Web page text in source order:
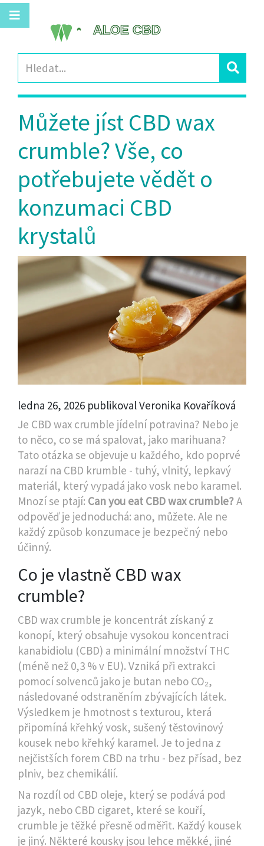
Můžete jíst CBD wax
crumble? Vše, co
potřebujete vědět o
konzumaci CBD
krystalů
ledna 26, 2026 publikoval Veronika Kovaříková
Je CBD wax crumble jídelní potravina? Nebo je
to něco, co se má spalovat, jako marihuana?
Tato otázka se objevuje u každého, kdo poprvé
narazí na CBD krumble - tuhý, vlnitý, lepkavý
materiál, který vypadá jako vosk nebo karamel.
Mnozí se ptají: Can you eat CBD wax crumble?A
odpověď je jednoduchá: ano, můžete. Ale ne
každý způsob konzumace je bezpečný nebo
účinný.
Co je vlastně CBD wax
crumble?
CBD wax crumble je koncentrát získaný z
konopí, který obsahuje vysokou koncentraci
kanabidiolu (CBD) a minimální množství THC
(méně než 0,3 % v EU). Vzniká při extrakci
pomocí solvenců jako je butan nebo CO₂,
následované odstraněním zbývajících látek.
Výsledkem je hmotnost s texturou, která
připomíná křehký vosk, sušený těstovinový
kousek nebo křehký karamel. Je to jedna z
nejčistších forem CBD na trhu - bez přísad, bez
plniv, bez chemikálií.
Na rozdíl od CBD oleje, který se podává pod
jazyk, nebo CBD cigaret, které se kouří,
crumble je těžké přesně odměřit. Každý kousek
je jiný. Některé kousky jsou lehce měkké, jiné